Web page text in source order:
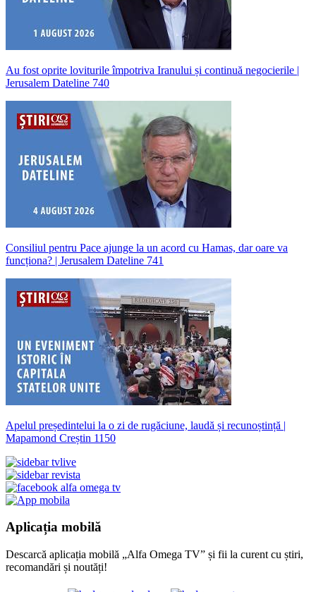
Au fost oprite loviturile împotriva Iranului și continuă negocierile |
Jerusalem Dateline 740
Consiliul pentru Pace ajunge la un acord cu Hamas, dar oare va
funcționa? | Jerusalem Dateline 741
Apelul președintelui la o zi de rugăciune, laudă și recunoștință |
Mapamond Creștin 1150
Aplicația mobilă
Descarcă aplicația mobilă „Alfa Omega TV” și fii la curent cu știri,
recomandări și noutăți!